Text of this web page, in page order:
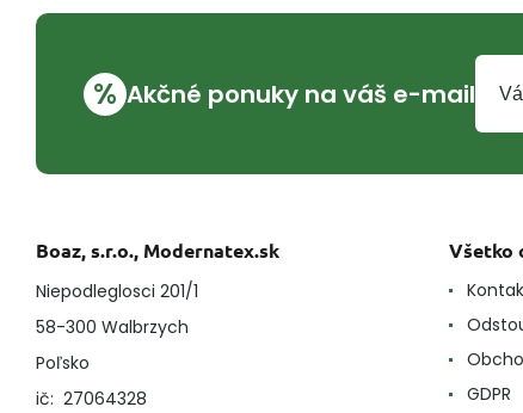
% Akčné ponuky na váš e-mail
Boaz, s.r.o., Modernatex.sk
Niepodleglosci 201/1
58-300 Walbrzych
Poľsko
ič: 27064328
Všetko
GDPR